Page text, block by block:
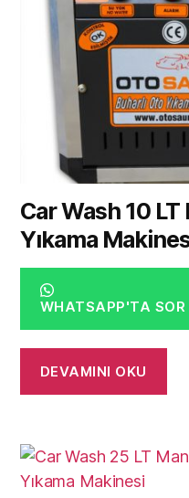
Car Wash 10
Yıkama
WHATSAPP'TA SOR
DEVAMINI OKU